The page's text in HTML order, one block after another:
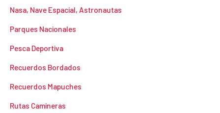
Nasa, Nave Espacial, Astronautas
Parques Nacionales
Pesca Deportiva
Recuerdos Bordados
Recuerdos Mapuches
Rutas Camineras